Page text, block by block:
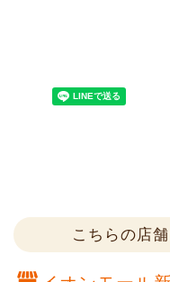
こちらの店